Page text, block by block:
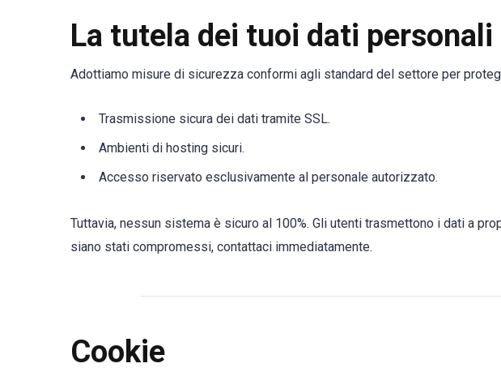
La tutela dei tuoi dati personali
Adottiamo misure di sicurezza conformi agli standard del settore per
Trasmissione sicura dei dati tramite SSL.
Ambienti di hosting sicuri.
Accesso riservato esclusivamente al personale autorizzato.
Tuttavia, nessun sistema è sicuro al 100%. Gli utenti trasmettono i dati a
siano stati compromessi, contattaci immediatamente.
Cookie